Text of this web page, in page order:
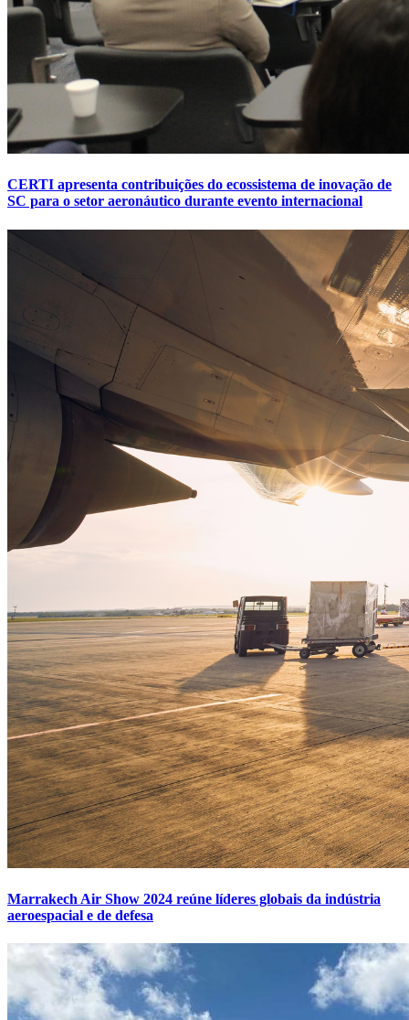
CERTI apresenta contribuições do ecossistema de inovação de
SC para o setor aeronáutico durante evento internacional
Marrakech Air Show 2024 reúne líderes globais da indústria
aeroespacial e de defesa